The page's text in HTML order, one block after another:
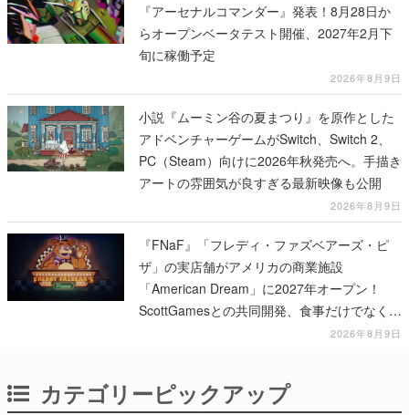
『アーセナルコマンダー』発表！8月28日か
らオープンベータテスト開催、2027年2月下
旬に稼働予定
2026年8月9日
小説『ムーミン谷の夏まつり』を原作とした
アドベンチャーゲームがSwitch、Switch 2、
PC（Steam）向けに2026年秋発売へ。手描き
アートの雰囲気が良すぎる最新映像も公開
2026年8月9日
『FNaF』「フレディ・ファズベアーズ・ピ
ザ」の実店舗がアメリカの商業施設
「American Dream」に2027年オープン！
ScottGamesとの共同開発、食事だけでなくス
テージショーや没入型のホラー体験も楽しめ
2026年8月9日
カテゴリーピックアップ